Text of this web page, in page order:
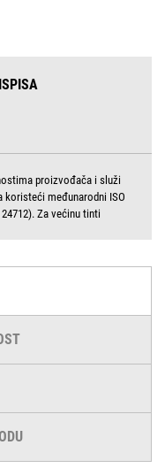
proizvođača i služi
međunarodni ISO
Za većinu tinti